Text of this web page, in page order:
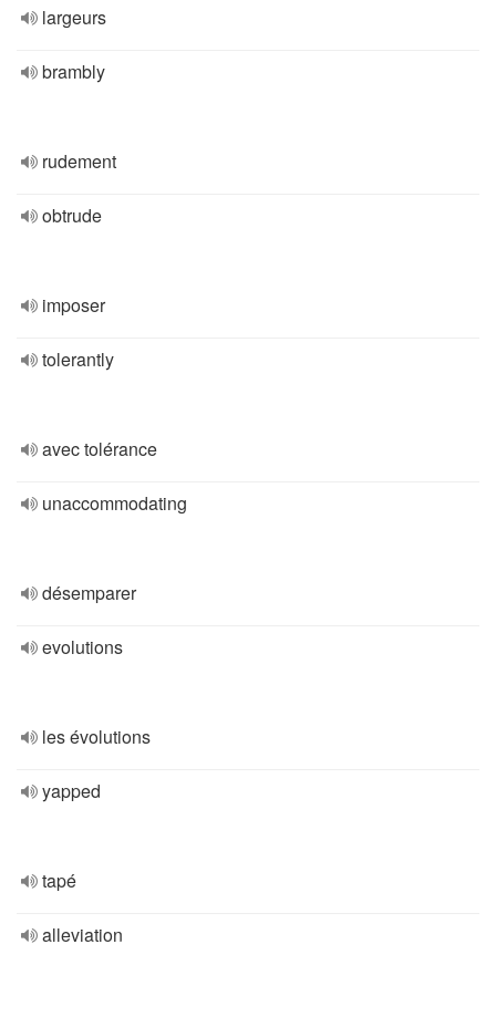
largeurs
brambly
rudement
obtrude
imposer
tolerantly
avec tolérance
unaccommodating
désemparer
evolutions
les évolutions
yapped
tapé
alleviation